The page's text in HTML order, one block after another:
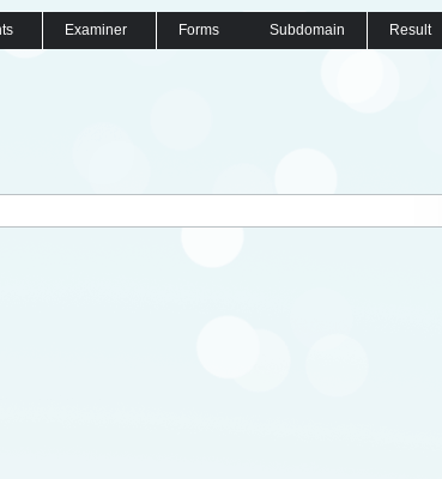
Examiner Forms Subdomain Result